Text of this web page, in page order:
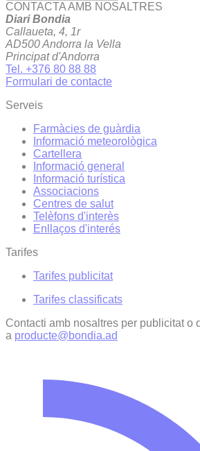
CONTACTA AMB NOSALTRES
Diari Bondia
Callaueta, 4, 1r
AD500 Andorra la Vella
Principat d'Andorra
Tel. +376 80 88 88
Formulari de contacte
Serveis
Farmàcies de guàrdia
Informació meteorològica
Cartellera
Informació general
Informació turística
Associacions
Centres de salut
Telèfons d'interès
Enllaços d'interés
Tarifes
Tarifes publicitat
Tarifes classificats
Contacti amb nosaltres per publicitat o
a producte@bondia.ad